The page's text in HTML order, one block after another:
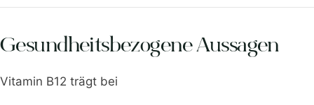
Gesundheitsbezogene Aussagen
Vitamin B12 trägt bei